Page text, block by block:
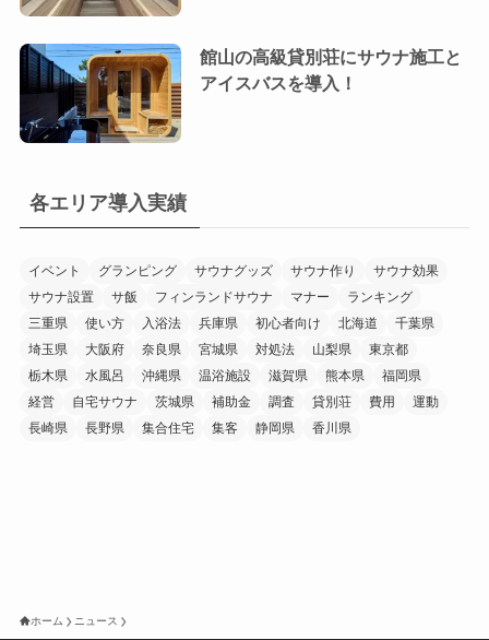
館山の高級貸別荘にサウナ施工と
アイスバスを導入！
各エリア導入実績
イベント グランピング サウナグッズ サウナ作り
サウナ効果
サウナ設置
サ飯 フィンランドサウナ マナー
ランキング
三重県
使い方 入浴法 兵庫県 初心者向け 北海道
千葉県
埼玉県
大阪府 奈良県 宮城県 対処法 山梨県
東京都
栃木県
水風呂 沖縄県 温浴施設 滋賀県 熊本県
福岡県
経営
自宅サウナ 茨城県 補助金 調査 貸別荘 費用
運動
長崎県
長野県 集合住宅 集客 静岡県 香川県
ホーム ニュース